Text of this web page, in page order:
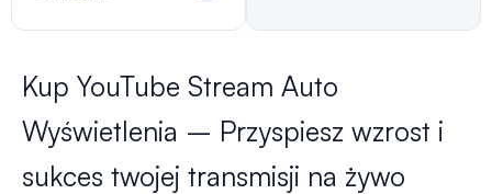
Kup YouTube Stream Auto
Wyświetlenia – Przyspiesz wzrost i
sukces twojej transmisji na żywo